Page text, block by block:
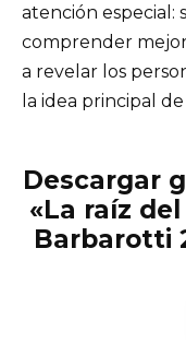
atención especial:
comprender
a revelar los
la idea principal
Descargar
«La raíz
Barbarotti